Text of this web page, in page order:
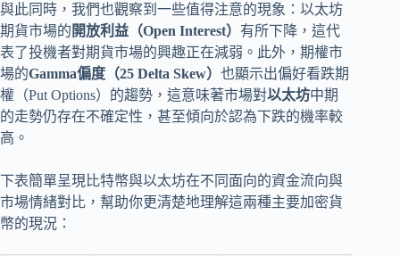
與此同時，我們也觀察到一些值得注意的現象：以太坊
期貨市場的 開放利益（Open Interest） 有所下降，這代
表了投機者對期貨市場的興趣正在減弱。此外，期權市
場的Gamma偏度（25 Delta Skew） 也顯示出偏好看跌期
權（Put Options）的趨勢，這意味著市場對以太坊中期
的走勢仍存在不確定性，甚至傾向於認為下跌的機率較
高。
下表簡單呈現比特幣與以太坊在不同面向的資金流向與
市場情緒對比，幫助你更清楚地理解這兩種主要加密貨
幣的現況：